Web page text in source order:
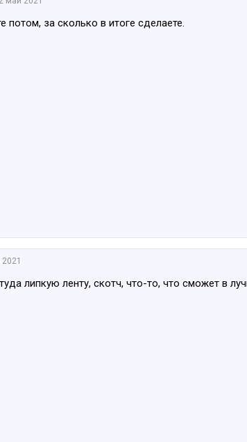
потом, за сколько в итоге сделаете.
липкую ленту, скотч, что-то, что сможет в